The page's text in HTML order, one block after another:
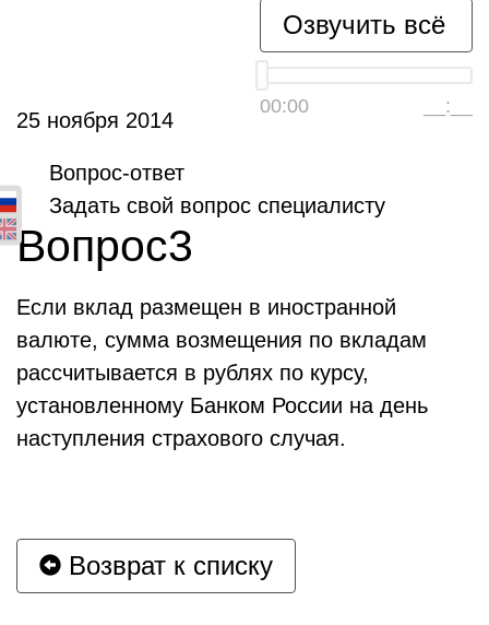
Озвучить всё
00:00 __:__
Вопрос-ответ
Задать свой вопрос специалисту
25 ноября 2014
Вопрос3
Если вклад размещен в иностранной
валюте, сумма возмещения по вкладам
рассчитывается в рублях по курсу,
установленному Банком России на день
наступления страхового случая.
Возврат к списку